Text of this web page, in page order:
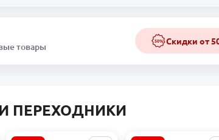
товары
50% Скидки от
ПЕРЕХОДНИКИ